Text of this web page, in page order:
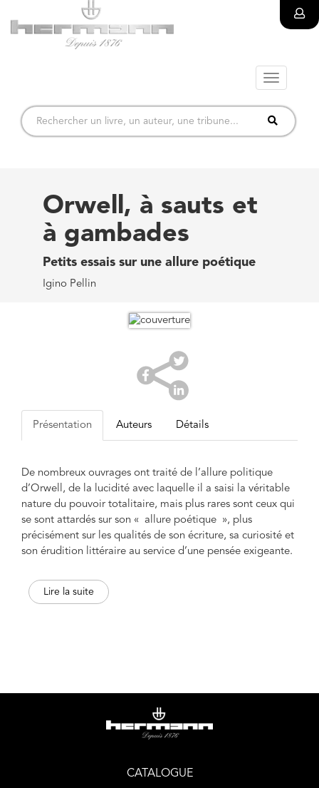
Toggle
Orwell, à sauts et
à gambades
Petits essais sur une allure poétique
Igino Pellin
Présentation Auteurs Détails
De nombreux ouvrages ont traité de l’allure politique
d’Orwell, de la lucidité avec laquelle il a saisi la véritable
nature du pouvoir totalitaire, mais plus rares sont ceux qui
se sont attardés sur son « allure poétique », plus
précisément sur les qualités de son écriture, sa curiosité et
son érudition littéraire au service d’une pensée exigeante.
Avec un titre le plaçant sous le signe de l’humanisme de
Montaigne, mais aussi de Shakespeare, ce recueil d’essais
ouvrage propose une immersion dans une pensée libre et
vivante, soucieuse des transformations du langage et
attachée à la force poétique de l’écriture.
Lire la suite
CATALOGUE